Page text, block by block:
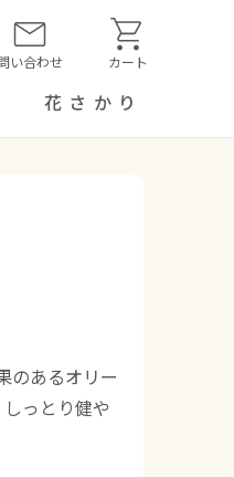
い合わせ カート
花さかり
のあるオリー
っとり健や